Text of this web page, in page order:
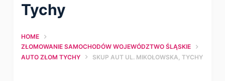
Tychy
HOME
ZŁOMOWANIE SAMOCHODÓW WOJEWÓDZTWO ŚLĄSKIE
AUTO ZŁOM TYCHY
SKUP AUT UL. MIKOŁOWSKA, TYCHY